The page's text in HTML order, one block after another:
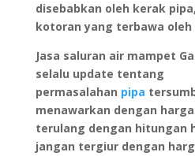
disebabkan oleh kerak
kotoran yang terbawa oleh
Jasa saluran air mampet
selalu update tentang
permasalahan pipa
menawarkan dengan
terulang dengan hitungan
jangan tergiur dengan